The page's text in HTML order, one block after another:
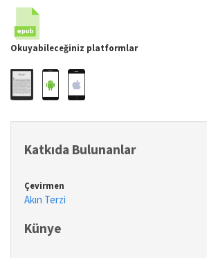
Okuyabileceğiniz platformlar
Katkıda Bulunanlar
Çevirmen
Akın Terzi
Künye